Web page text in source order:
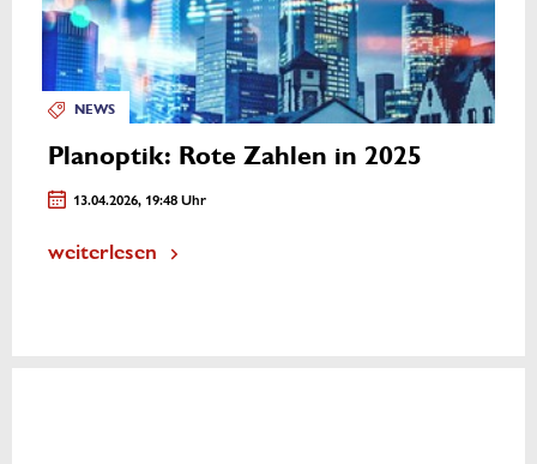
NEWS
Planoptik: Rote Zahlen in 2025
13.04.2026, 19:48 Uhr
weiterlesen